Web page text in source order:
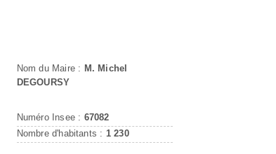
Nom du Maire : M. Michel
DEGOURSY
Numéro Insee : 67082
Nombre d'habitants : 1 230